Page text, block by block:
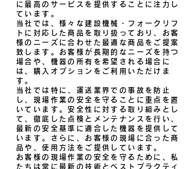
に最高のサービスを提供することに注力し
ています。​
当社では、様々な建設機械・フォークリフ
トに対応した商品を取り扱っており、お客
様のニーズに合わせた最適な商品をご提案
致します。お客様が長期的なニーズを持つ
場合や、機器の所有を希望される場合に
は、購入オプションをご利用いただけま
す。
当社では特に、運送業界での事故を防止
し、現場作業の安全を守ることに重点を置
いています。安全性に対する取り組みとし
て、徹底した点検とメンテナンスを行い、
最新の安全基準に適合した機器を提供して
います。さらに、お客様の現場に合った商
品や、使用方法をご提供しています。
お客様の現場作業の安全を守るために、私
たちは常に最新の技術とベストプラクティ